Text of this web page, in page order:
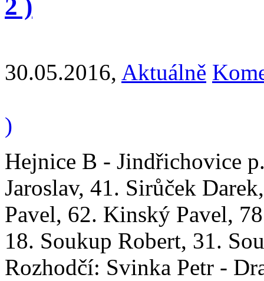
2 )
30.05.2016, Aktuálně
)
Hejnice B - Jindřichovice
Jaroslav, 41. Sirůček
Pavel, 62. Kinský Pavel,
18. Soukup Robert, 31.
Rozhodčí: Svinka Petr -